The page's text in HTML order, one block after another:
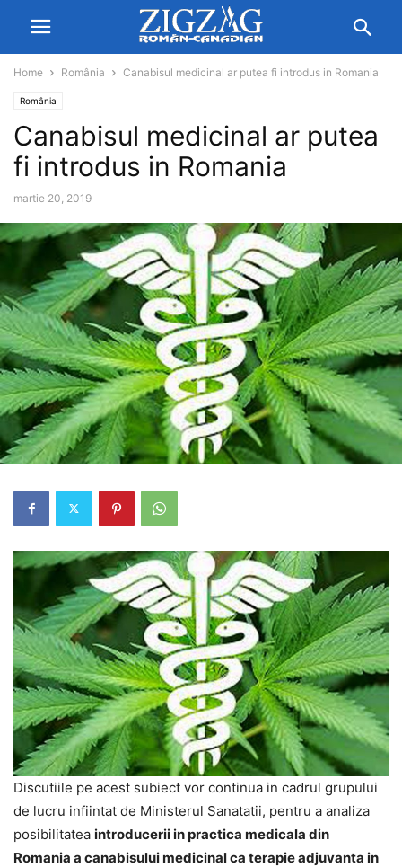
Home România Canabisul medicinal ar putea fi introdus in Romania
România
Canabisul medicinal ar putea
fi introdus in Romania
martie 20, 2019
Discutiile pe acest subiect vor continua in cadrul grupului
de lucru infiintat de Ministerul Sanatatii, pentru a analiza
posibilitatea introducerii in practica medicala din
Romania a canabisului medicinal ca terapie adjuvanta in